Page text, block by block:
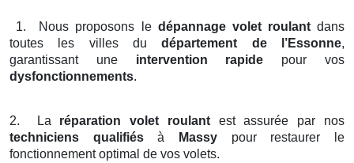
1. Nous proposons le dépannage volet roulantdans
toutes les villes dudépartement de l’Essonne,
garantissant une intervention rapide pour vos
dysfonctionnements.
2. La réparation volet roulantest assurée par nos
techniciens qualifiésà Massy pour restaurer le
fonctionnement optimal de vos volets.